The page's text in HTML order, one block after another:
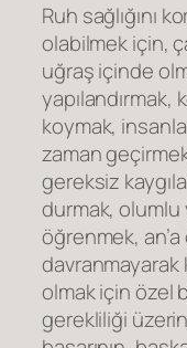
Ruh sağlığını
olabilmek için,
uğraş içinde
koymak,
zaman
gereksiz
durmak,
öğrenmek,
olmak için özel
gerekliliği